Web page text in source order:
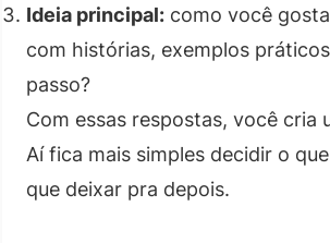
Ideia principal: como você
com histórias, exemplos
passo?
Com essas respostas, você cria
Aí fica mais simples decidir o
que deixar pra depois.